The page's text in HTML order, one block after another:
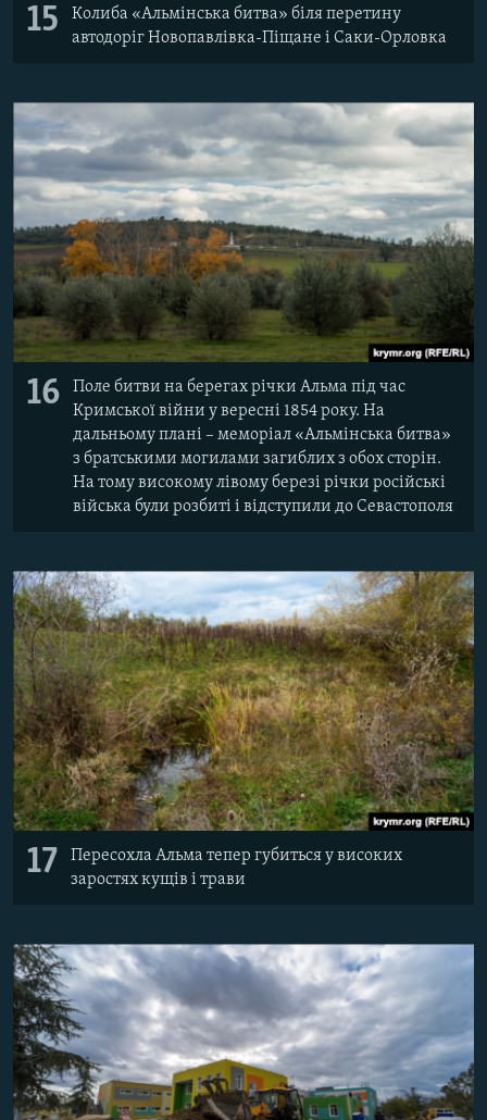
15
Колиба «Альмінська битва» біля перетину
автодоріг Новопавлівка-Піщане і Саки-Орловка
16
Поле битви на берегах річки Альма під час
Кримської війни у вересні 1854 року. На
дальньому плані – меморіал «Альмінська битва»
з братськими могилами загиблих з обох сторін.
На тому високому лівому березі річки російські
війська були розбиті і відступили до Севастополя
17
Пересохла Альма тепер губиться у високих
заростях кущів і трави